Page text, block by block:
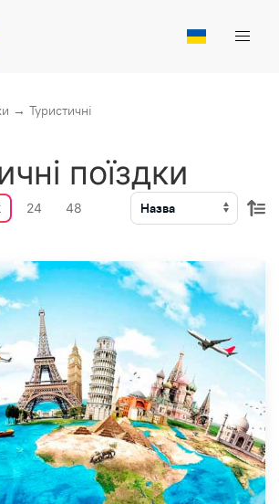
→ Туристичні
поїздки
24 48